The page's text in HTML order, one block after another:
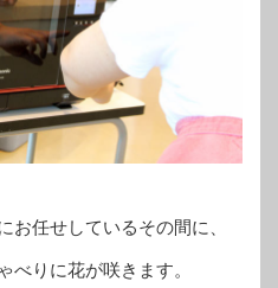
お任せしているその間に、
べりに花が咲きます。